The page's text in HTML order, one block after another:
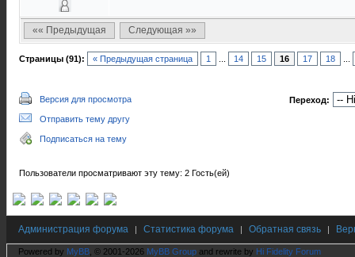
«« Предыдущая Следующая »»
Страницы (91): « Предыдущая страница 1 14 15 16 17 18
Версия для просмотра
Отправить тему другу
Подписаться на тему
Переход:
Пользователи просматривают эту тему: 2 Гость(ей)
Администрация форума | Статистика форума | Обратная связь |
Powered by MyBB , © 2001-2026 MyBB Group and rewrite by Hi Fidelity Forum